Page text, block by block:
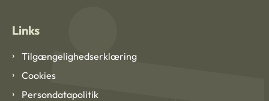
Links
Tilgængelighedserklæring
Cookies
Persondatapolitik